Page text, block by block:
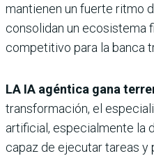
mantienen un fuerte ritmo
consolidan un ecosistema
competitivo para la banca
LA IA agéntica gana
transformación, el
artificial, especialmente la
capaz de ejecutar tareas